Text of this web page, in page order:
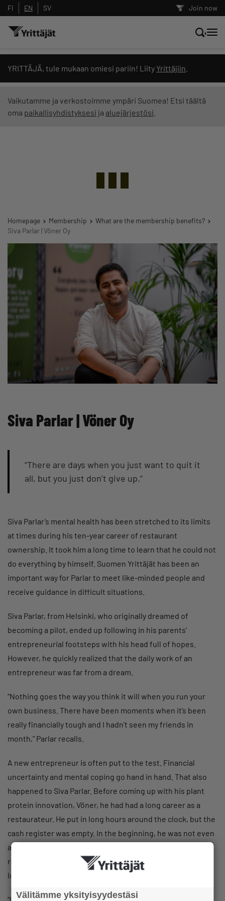
Join now
FI EN SV
YRITTÄJÄ, tule mukaan omiesi pariin! Liity Yrittäjiin
Vaikutamme ja verkostoimme ympäri Suomea! Etsi täältä
oma paikallisyhdistyksesi ja aluejärjestösi
Homepage Membership
What are the membership benefits?
Siva Parlar | Vöner Oy
Siva Parlar | Vöner Oy
“There are days when you just want to quit it
all, but you just don’t give up.”
Siva Parlar’s mental health has been stretched to its limits
at times during his ten-year career of restaurant
ownership. It took him a long time to learn that he could not
do everything by himself. Suomen Yrittäjät has been an
important way for Parlar to meet like-minded people and
receive guidance in difficult situations.
Siva Parlar, from Helsinki, who originally dreamed of
becoming a pilot, ended up following in his parents’
entrepreneurial footsteps with his head full of hopes.
However, he quickly realized that the daily work of an
entrepreneur was far from a dream.
“Nothing goes the way you think it will when you run your
own business. There have been moments when it’s been
really financially tough and I hadn’t seen my friends in
month,” Parlar recalls.
A new entrepreneur is often put to the test. Financial
uncertainty and mental coping go hand in hand. That also
happened to Siva Parlar. Before coming up with his plant
protein innovation, Vöner, he had had a long career as a
restaurateur. He put in long hours around the clock, but the
cash register was empty. In the beginning, he was not even
able to pay himself a salary. He hit rock bottom when his
restaurant once served a total of two customers one
lunchtime.
“I had to do a lot of work to get customers coming back in. I
Search news, content and training
Välitämme yksityisyydestäsi